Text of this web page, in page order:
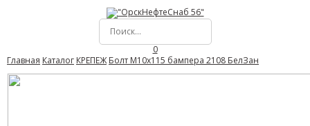
0
Главная Каталог КРЕПЕЖ Болт М10х115 бампера 2108 БелЗан